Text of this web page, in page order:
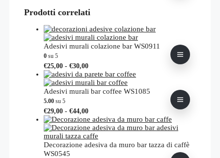
ha
varianti.
Le
opzioni
essere
scelte
nella
pagina
del
prodotto
Prodotti correlati
Adesivi murali colazione bar WS0911
0 su 5
€25,00 - €30,00Fascia
di
prezzo:
da
€30,00
Questo
prodotto
ha
più
opzioni
possono
essere
scelte
nella
Adesivi murali bar coffee WS1085
5.00 su 5
€29,00 - €44,00Fascia
di
prezzo:
da
€29,00
a
Questo
prodotto
ha
più
varianti.
Decorazione adesiva da muro bar tazza di caffè
WS0545